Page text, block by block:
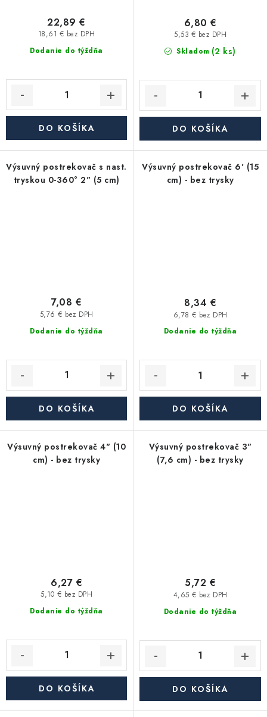
Dodanie do týždňa
18,61 € bez DPH
22,89 €
DO KOŠÍKA
Skladom (2 ks)
5,53 € bez DPH
6,80 €
DO KOŠÍKA
Výsuvný postrekovač s nast.
tryskou 0-360° 2" (5 cm)
Dodanie do týždňa
5,76 € bez DPH
7,08 €
DO KOŠÍKA
Výsuvný postrekovač 6' (15
cm) - bez trysky
Dodanie do týždňa
6,78 € bez DPH
8,34 €
DO KOŠÍKA
Výsuvný postrekovač 4" (10
cm) - bez trysky
Dodanie do týždňa
5,10 € bez DPH
6,27 €
DO KOŠÍKA
Výsuvný postrekovač 3"
(7,6 cm) - bez trysky
Dodanie do týždňa
4,65 € bez DPH
5,72 €
DO KOŠÍKA